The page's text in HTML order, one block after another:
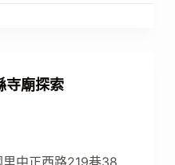
寺廟探索
中正西路219巷38